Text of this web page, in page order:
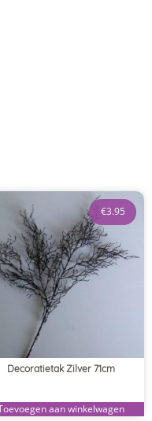
Decoratietak Zilver 71cm
€3.95
aan winkelwagen